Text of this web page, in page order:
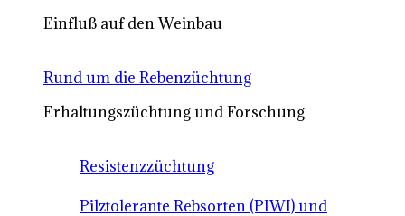
Einfluß auf den Weinbau
Rund um die Rebenzüchtung
Erhaltungszüchtung und Forschung
Resistenzzüchtung
Pilztolerante Rebsorten (PIWI) und